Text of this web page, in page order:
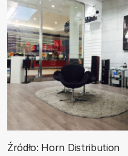
Źródło: Horn Distribution